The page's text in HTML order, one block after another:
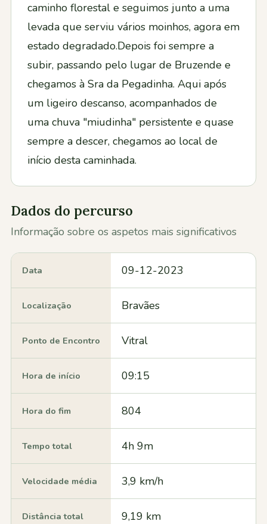
caminho florestal e seguimos junto a uma
levada que serviu vários moinhos, agora em
estado degradado.Depois foi sempre a
subir, passando pelo lugar de Bruzende e
chegamos à Sra da Pegadinha. Aqui após
um ligeiro descanso, acompanhados de
uma chuva "miudinha" persistente e quase
sempre a descer, chegamos ao local de
início desta caminhada.
Dados do percurso
Informação sobre os aspetos mais significativos
Data 09-12-2023
Localização Bravães
Ponto de Encontro Vitral
Hora de início 09:15
Hora do fim 804
Tempo total 4h 9m
Velocidade média 3,9 km/h
Distância total 9,19 km